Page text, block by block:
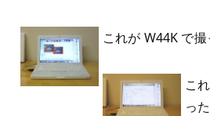
これが W44K で
こ
っ